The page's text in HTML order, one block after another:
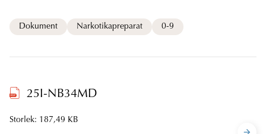
Dokument Narkotikapreparat 0-9
25I-NB34MD
Storlek: 187,49 KB